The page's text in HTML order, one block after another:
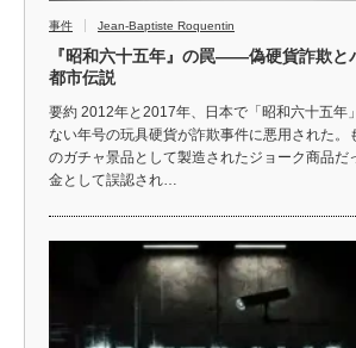
事件 Jean-Baptiste Roquentin
『昭和六十五年』の罠——偽硬貨詐欺と
都市伝説
要約 2012年と2017年、日本で「昭和六十五年
ない年号の玩具硬貨が詐欺事件に悪用された。
のガチャ景品として製造されたジョーク商品だ
金として誤認され…